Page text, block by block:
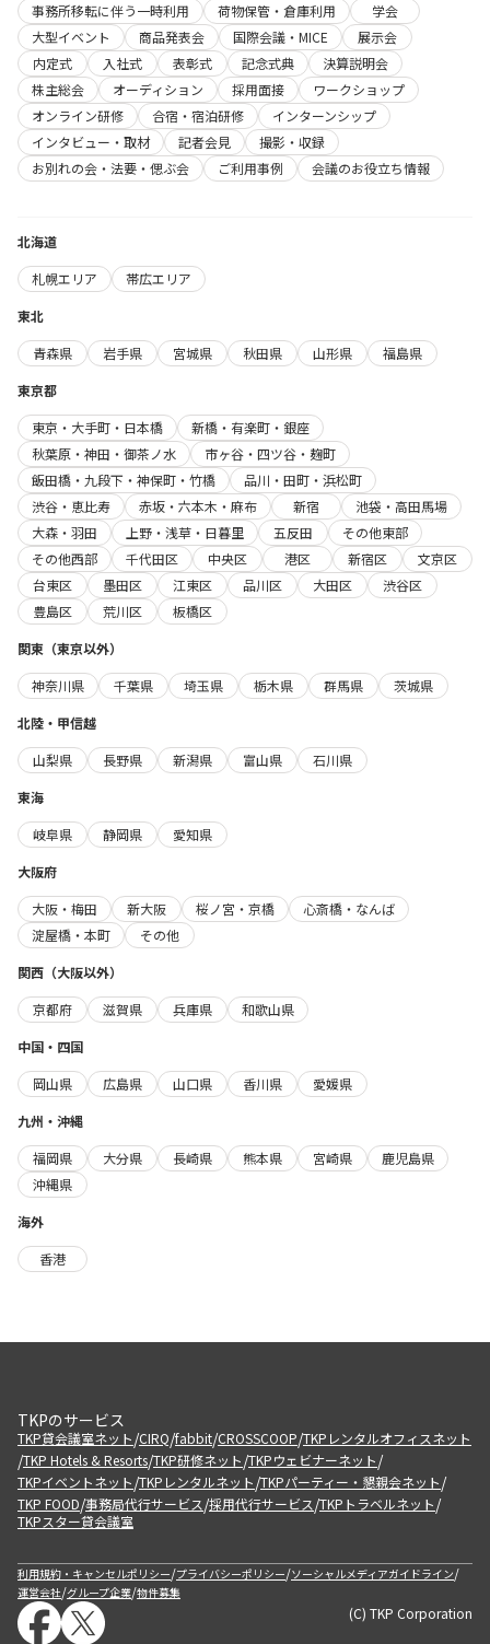
事務所移転に伴う一時利用
荷物保管・倉庫利用
学会
大型イベント
商品発表会 国際会議・MICE
展示会
内定式
入社式 表彰式 記念式典
決算説明会
株主総会
オーディション 採用面接
ワークショップ
オンライン研修
合宿・宿泊研修
インターンシップ
インタビュー・取材
記者会見
撮影・収録
お別れの会・法要・偲ぶ会
ご利用事例 会議のお役立ち情報
北海道
札幌エリア
帯広エリア
東北
青森県
岩手県 宮城県 秋田県 山形県
福島県
東京都
東京・大手町・日本橋
新橋・有楽町・銀座
秋葉原・神田・御茶ノ水
市ヶ谷・四ツ谷・麹町
飯田橋・九段下・神保町・竹橋
品川・田町・浜松町
渋谷・恵比寿
赤坂・六本木・麻布 新宿
池袋・高田馬場
大森・羽田
上野・浅草・日暮里 五反田
その他東部
その他西部
千代田区 中央区 港区 新宿区
文京区
台東区
墨田区 江東区 品川区 大田区
渋谷区
豊島区
荒川区
板橋区
関東（東京以外）
神奈川県
千葉県 埼玉県 栃木県 群馬県
茨城県
北陸・甲信越
山梨県
長野県 新潟県 富山県
石川県
東海
岐阜県
静岡県
愛知県
大阪府
大阪・梅田
新大阪 桜ノ宮・京橋
心斎橋・なんば
淀屋橋・本町
その他
関西（大阪以外）
京都府
滋賀県 兵庫県
和歌山県
中国・四国
岡山県
広島県 山口県 香川県
愛媛県
九州・沖縄
福岡県
大分県 長崎県 熊本県 宮崎県
鹿児島県
沖縄県
海外
香港
TKPのサービス
TKP貸会議室ネット/CIRQ/fabbit/CROSSCOOP/TKPレンタルオフィスネット
/TKP Hotels & Resorts/TKP研修ネット/TKPウェビナーネット/
TKPイベントネット/TKPレンタルネット/TKPパーティー・懇親会ネット/
TKP FOOD/事務局代行サービス/採用代行サービス/TKPトラベルネット/
TKPスター貸会議室
利用規約・キャンセルポリシー/プライバシーポリシー/ソーシャルメディアガイドライン/
運営会社/グループ企業/物件募集
(C) TKP Corporation